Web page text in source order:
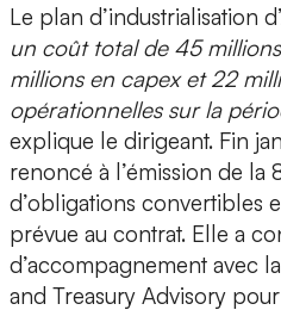
Le plan d’industrialisation
un coût total de 45
millions en capex et 22
opérationnelles sur la
explique le dirigeant. Fin
renoncé à l’émission de la
d’obligations convertibles
prévue au contrat. Elle a
d’accompagnement avec
and Treasury Advisory pour